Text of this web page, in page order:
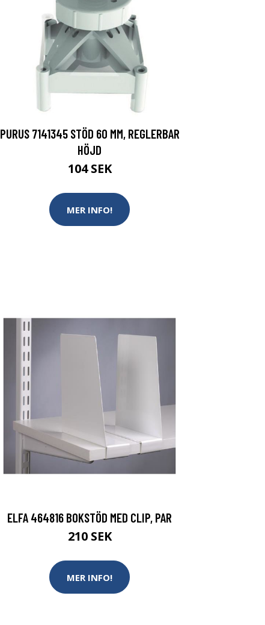
PURUS 7141345 STÖD 60 MM, REGLERBAR
HÖJD
104 SEK
MER INFO!
ELFA 464816 BOKSTÖD MED CLIP, PAR
210 SEK
MER INFO!